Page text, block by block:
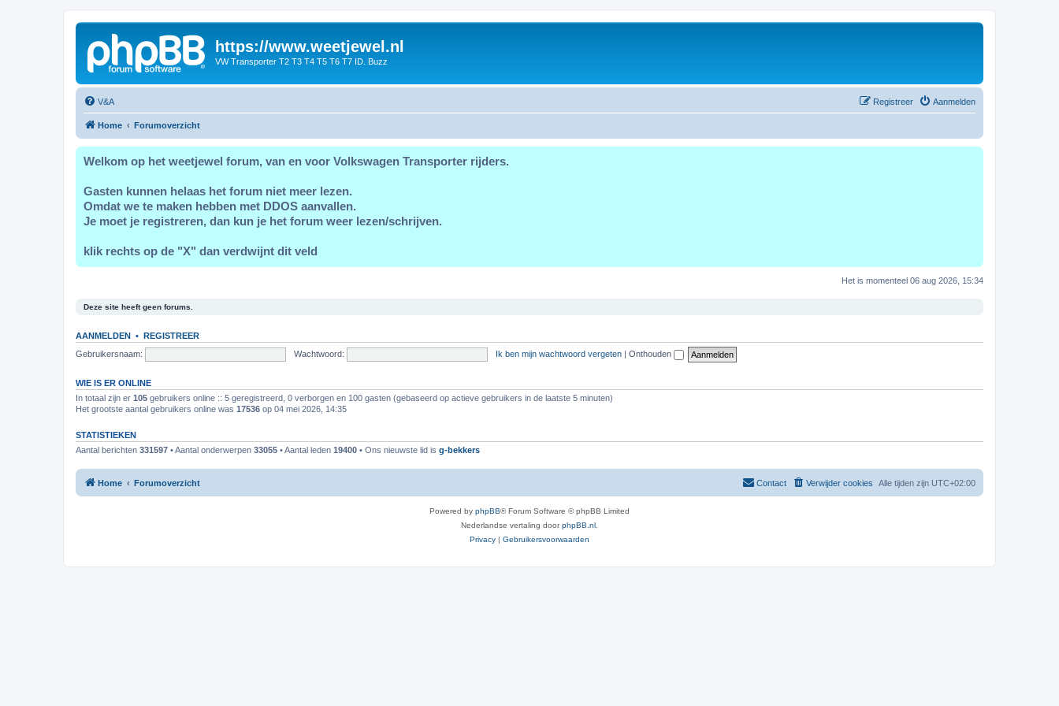
https://www.weetjewel.nl
VW Transporter T2 T3 T4 T5 T6 T7 ID. Buzz
V&A Aanmelden
Registreer
Home Forumoverzicht
Welkom op het weetjewel forum, van en voor Volkswagen Transporter rijders.
Gasten kunnen helaas het forum niet meer lezen.
Omdat we te maken hebben met DDOS aanvallen.
Je moet je registreren, dan kun je het forum weer lezen/schrijven.
klik rechts op de "X" dan verdwijnt dit veld
Het is momenteel 06 aug 2026, 15:34
Deze site heeft geen forums.
AANMELDEN • REGISTREER
Gebruikersnaam:
Wachtwoord: Ik ben mijn wachtwoord vergeten | Onthouden
WIE IS ER ONLINE
In totaal zijn er 105 gebruikers online :: 5 geregistreerd, 0 verborgen en 100 gasten (gebaseerd op actieve gebruikers in de laatste 5 minuten)
Het grootste aantal gebruikers online was 17536 op 04 mei 2026, 14:35
STATISTIEKEN
Aantal berichten 331597 • Aantal onderwerpen 33055 • Aantal leden 19400 • Ons nieuwste lid is g-bekkers
Home Forumoverzicht Alle tijden zijn UTC+02:00
Verwijder cookies
Contact
Powered by phpBB® Forum Software © phpBB Limited
Nederlandse vertaling doorphpBB.nl
Privacy | Gebruikersvoorwaarden